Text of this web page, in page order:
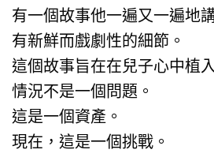
有一個故事他一遍又一遍地
有新鮮而戲劇性的細節。
這個故事旨在在兒子心中植
情況不是一個問題。
這是一個資產。
現在，這是一個挑戰。